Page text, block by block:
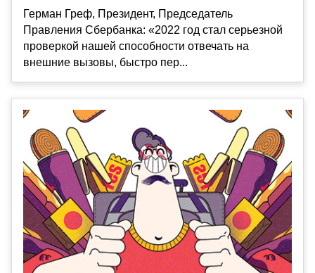
Герман Греф, Президент, Председатель
Правления Сбербанка: «2022 год стал серьезной
проверкой нашей способности отвечать на
внешние вызовы, быстро пер...